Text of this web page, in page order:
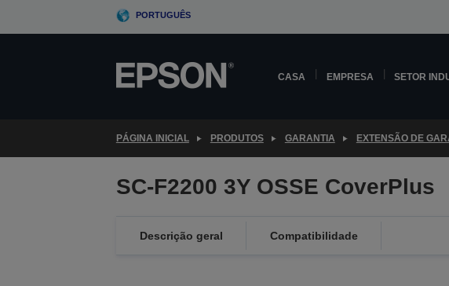
PORTUGUÊS
CASA EMPRESA SETOR
PÁGINA INICIAL PRODUTOS GARANTIA EXTENSÃO DE
SC-F2200 3Y OSSE CoverPlus
Descrição geral Compatibilidade